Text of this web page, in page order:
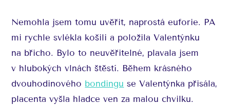
Nemohla jsem tomu uvěřit, naprostá euforie. PA
mi rychle svlékla košili a položila Valentýnku
na břicho. Bylo to neuvěřitelné, plavala jsem
v hlubokých vlnách štěstí. Během krásného
dvouhodinového bondingu se Valentýnka přisála,
placenta vyšla hladce ven za malou chvilku.